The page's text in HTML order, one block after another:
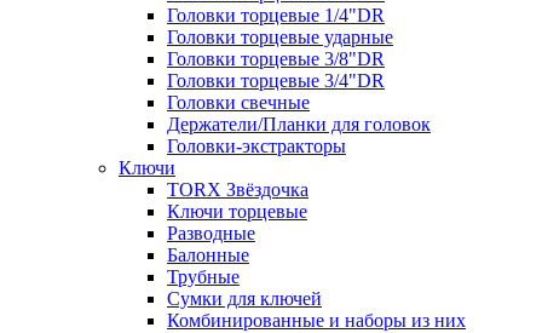
Головки торцевые 1/4"DR
Головки торцевые ударные
Головки торцевые 3/8"DR
Головки торцевые 3/4"DR
Головки свечные
Держатели/Планки для головок
Головки-экстракторы
Ключи
TORX Звёздочка
Ключи торцевые
Разводные
Балонные
Трубные
Сумки для ключей
Комбинированные и наборы из них